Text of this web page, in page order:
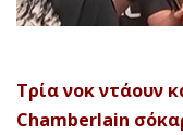
Τρία νοκ ντάουν
Chamberlain